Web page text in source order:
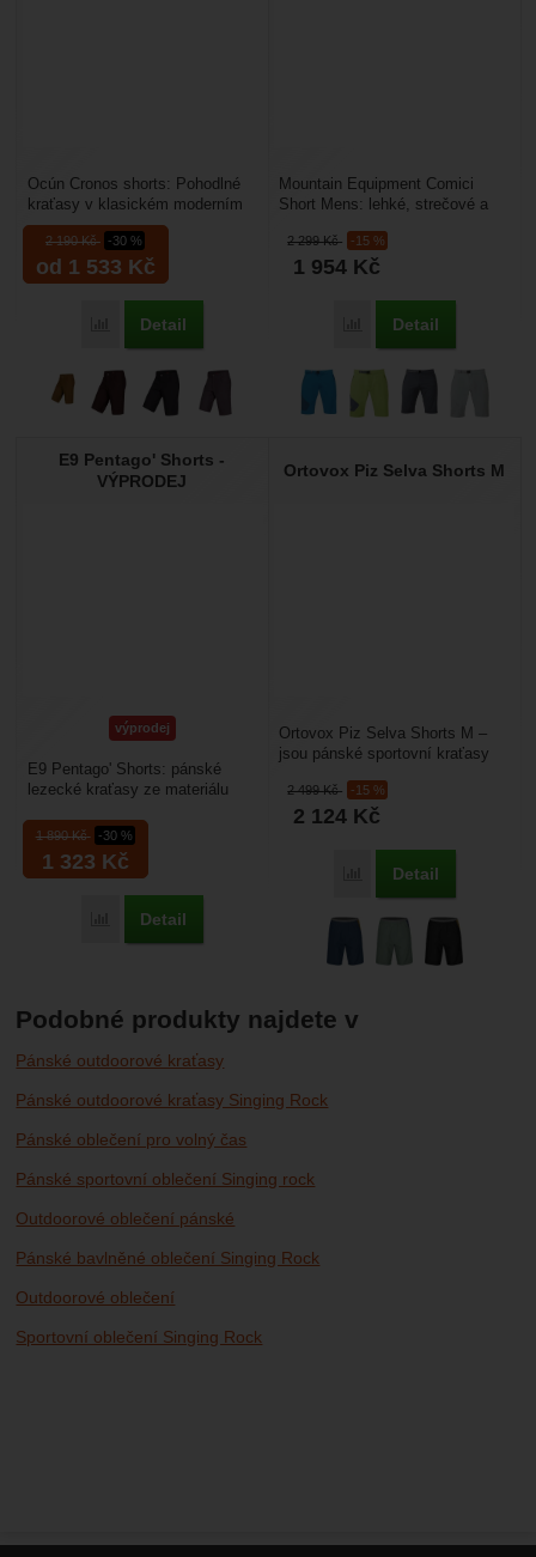
2 190Kč -30 %
od 1 533 Kč
Porovnat
Detail
Ocún Cronos shorts: Pohodlné
kraťasy v klasickém moderním
střihu. Díky použitému materiálu
se skvělou...
2 299Kč -15 %
1 954 Kč
Porovnat
Detail
Mountain Equipment Comici
Short Mens: lehké, strečové a
softshellové kraťasy. Jsou...
E9 Pentago' Shorts -
VÝPRODEJ
výprodej
1 890Kč -30 %
1 323 Kč
Porovnat
Detail
E9 Pentago' Shorts: pánské
lezecké kraťasy ze materiálu
uplatníte jak do města...
Ortovox Piz Selva Shorts M
2 499Kč -15 %
2 124 Kč
Porovnat
Detail
Ortovox Piz Selva Shorts M –
jsou pánské sportovní kraťasy
pružného materiálu,...
Podobné produkty najdete v
Pánské outdoorové kraťasy
Pánské outdoorové kraťasy Singing Rock
Pánské oblečení pro volný čas
Pánské sportovní oblečení Singing rock
Outdoorové oblečení pánské
Pánské bavlněné oblečení Singing Rock
Outdoorové oblečení
Sportovní oblečení Singing Rock